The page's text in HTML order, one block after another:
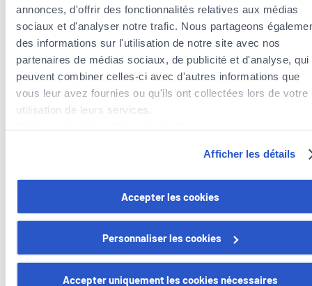
annonces, d'offrir des fonctionnalités relatives aux médias
sociaux et d'analyser notre trafic. Nous partageons
des informations sur l'utilisation de notre site avec nos
partenaires de médias sociaux, de publicité et d'analyse, qui
peuvent combiner celles-ci avec d'autres informations que
vous leur avez fournies ou qu'ils ont collectées lors de votre
utilisation de leurs services.
Vous avez la possibilité de retirer votre consentement à tout
moment en cliquant sur le lien "gestion des cookies" en bas
Certains de ces cookies sont strictement nécessaires au
fonctionnement du site. Notez que si vous désactivez des
Afficher les détails
Accepter les cookies
Personnaliser les cookies
Accepter uniquement les cookies nécessaires
Foyer Assurances